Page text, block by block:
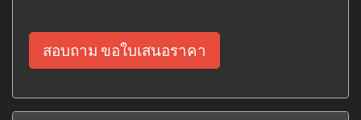
สอบถาม ขอใบเสนอราคา